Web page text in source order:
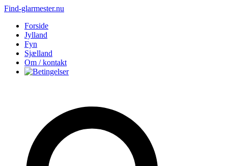
Find-glarmester.nu
Forside
Jylland
Fyn
Sjælland
Om / kontakt